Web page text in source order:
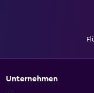
Unternehmen